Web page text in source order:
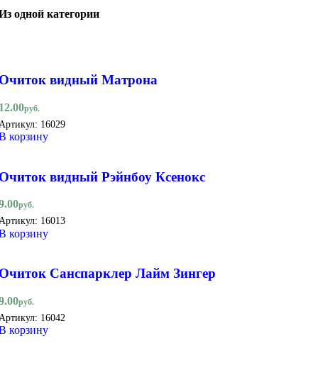
одной категории
видный Матрона
руб.
16029
корзину
видный Рэйнбоу Ксенокс
руб.
16013
корзину
Санспарклер Лайм Зингер
руб.
16042
корзину